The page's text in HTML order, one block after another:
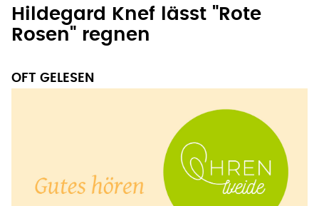
Hildegard Knef lässt "Rote
Rosen" regnen
OFT GELESEN